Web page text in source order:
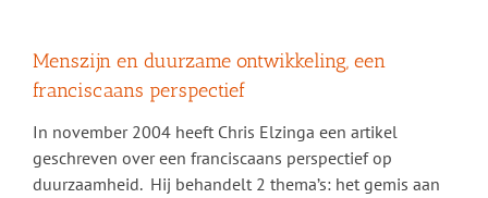
Menszijn en duurzame ontwikkeling, een
franciscaans perspectief
In november 2004 heeft Chris Elzinga een artikel
geschreven over een franciscaans perspectief op
duurzaamheid. Hij behandelt 2 thema’s: het gemis aan